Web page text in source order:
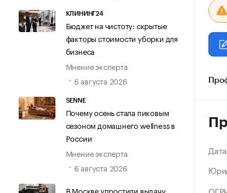
КЛИНИНГ24
Бюджет на чистоту: скрытые
факторы стоимости уборки для
бизнеса
Мнение эксперта
6 августа 2026
SENNE
Почему осень стала пиковым
сезоном домашнего wellness в
России
Мнение эксперта
6 августа 2026
В Москве упростили выдачу